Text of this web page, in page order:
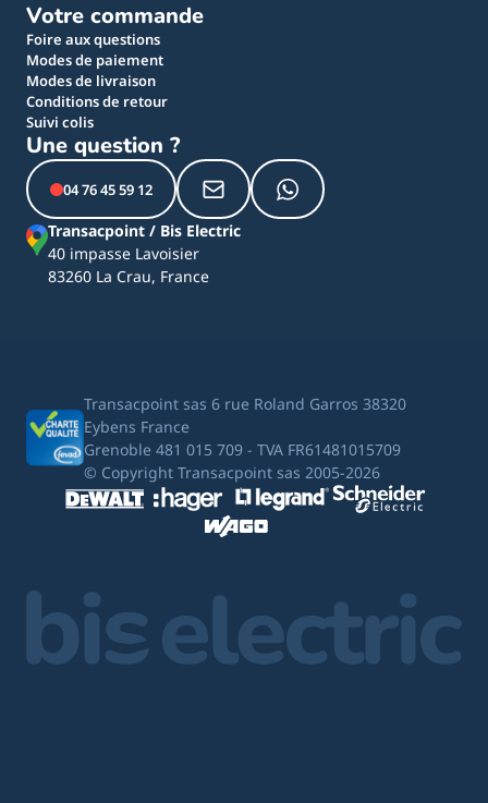
Votre commande
Foire aux questions
Modes de paiement
Modes de livraison
Conditions de retour
Suivi colis
Une question ?
04 76 45 59 12
Transacpoint / Bis Electric
40 impasse Lavoisier
83260 La Crau, France
Transacpoint sas 6 rue Roland Garros 38320
Eybens France
Grenoble 481 015 709 - TVA FR61481015709
© Copyright Transacpoint sas 2005-2026